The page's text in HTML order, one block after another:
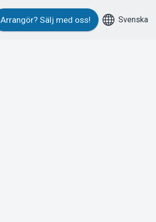
Arrangör? Sälj med oss! Svenska